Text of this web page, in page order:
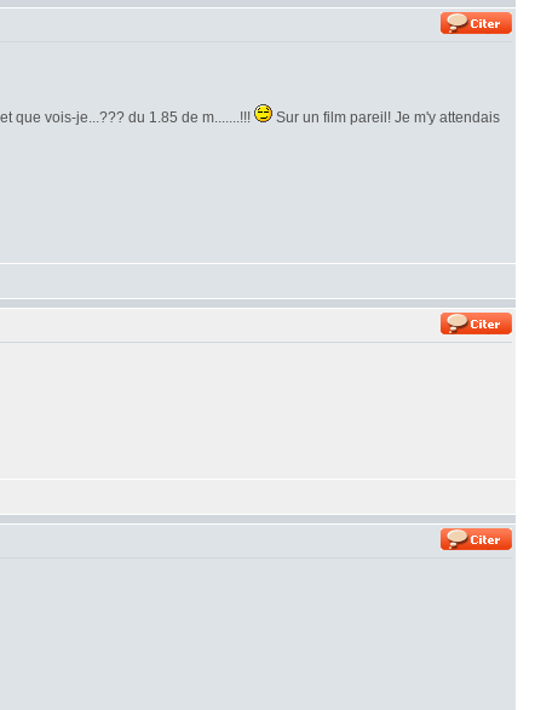
que vois-je...??? du 1.85 de m.......!!!
Sur un film pareil! Je m'y attendais